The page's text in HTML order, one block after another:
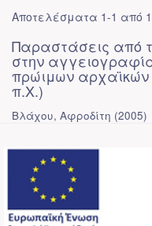
Αποτελέσματα 1-1 από 1
Παραστάσεις από
στην
πρώιμων αρχαϊκών
π.Χ.)
Βλάχου, Αφροδίτη (2005)